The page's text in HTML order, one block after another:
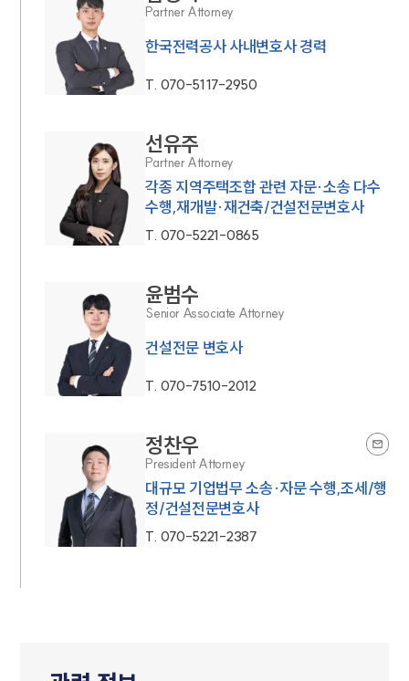
Partner Attorney
한국전력공사 사내변호사 경력
T. 070-5117-2950
선유주
Partner Attorney
각종 지역주택조합 관련 자문·소송 다수
수행,재개발·재건축/건설전문변호사
T. 070-5221-0865
윤범수
Senior Associate Attorney
건설전문 변호사
T. 070-7510-2012
정찬우
President Attorney
대규모 기업법무 소송·자문 수행,조세/행
정/건설전문변호사
T. 070-5221-2387